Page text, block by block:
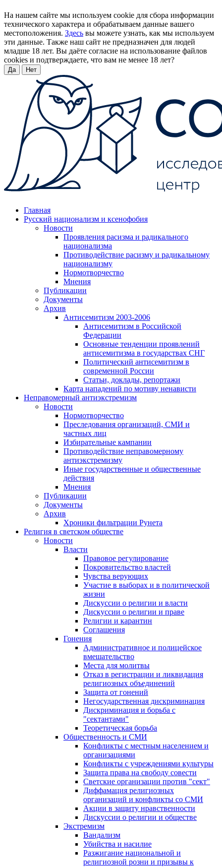
На нашем сайте мы используем cookie для сбора информации
технического характера и обрабатываем данные вашего
местоположения. Здесь вы можете узнать, как мы используем
эти данные. Также наш сайт не предназначен для людей
младше 18 лет. Вы даёте согласие на использование файлов
cookies и подтверждаете, что вам не менее 18 лет?
Да Нет
Главная
Русский национализм и ксенофобия
Новости
Проявления расизма и радикального
национализма
Противодействие расизму и радикальному
национализму
Нормотворчество
Мнения
Публикации
Документы
Архив
Антисемитизм 2003-2006
Антисемитизм в Российской
Федерации
Основные тенденции проявлений
антисемитизма в государствах СНГ
Политический антисемитизм в
современной России
Статьи, доклады, репортажи
Карта нападений по мотиву ненависти
Неправомерный антиэкстремизм
Новости
Нормотворчество
Преследования организаций, СМИ и
частных лиц
Избирательные кампании
Противодействие неправомерному
антиэкстремизму
Иные государственные и общественные
действия
Мнения
Публикации
Документы
Архив
Хроники фильтрации Рунета
Религия в светском обществе
Новости
Власти
Правовое регулирование
Покровительство властей
Чувства верующих
Участие в выборах и в политической
жизни
Дискуссии о религии и власти
Дискуссии о религии и праве
Религии и карантин
Соглашения
Гонения
Административное и полицейское
вмешательство
Места для молитвы
Отказ в регистрации и ликвидация
религиозных объединений
Защита от гонений
Негосударственная дискриминация
Дискриминация и борьба с
"сектантами"
Теоретическая борьба
Общественность и СМИ
Конфликты с местным населением и
организациями
Конфликты с учреждениями культуры
Защита права на свободу совести
Светские организации против "сект"
Диффамация религиозных
организаций и конфликты со СМИ
Акции в защиту нравственности
Дискуссии о религии и обществе
Экстремизм
Вандализм
Убийства и насилие
Разжигание национальной и
религиозной розни и призывы к